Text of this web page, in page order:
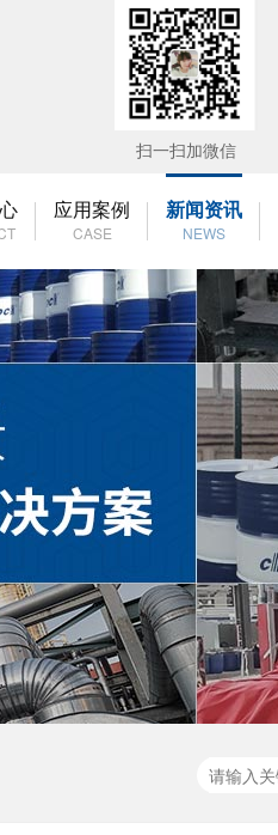
扫一扫加微信
应用案例
CASE
新闻资讯
NEWS